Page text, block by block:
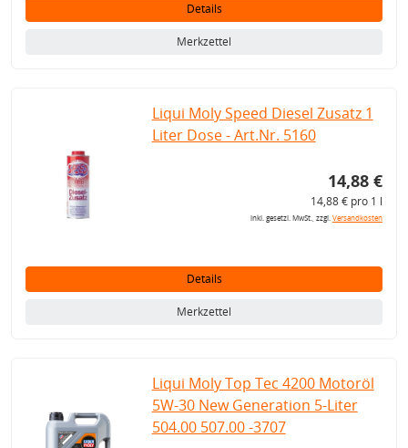
Details
Merkzettel
Liqui Moly Speed Diesel Zusatz 1
Liter Dose - Art.Nr. 5160
14,88 €
14,88 € pro 1 l
inkl. gesetzl. MwSt., zzgl.Versandkosten
Details
Merkzettel
Liqui Moly Top Tec 4200 Motoröl
5W-30 New Generation 5-Liter
504.00 507.00 -3707